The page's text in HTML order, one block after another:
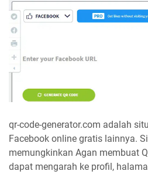
qr-code-generator.com adalah
Facebook online gratis lainnya.
memungkinkan Agan membuat
dapat mengarah ke profil,